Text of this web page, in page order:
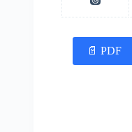
PDF 📄